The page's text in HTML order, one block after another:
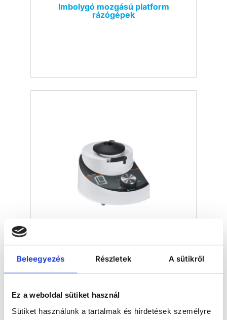
Beleegyezés Részletek A sütikről
Ez a weboldal sütiket használ
Sütiket használunk a tartalmak és hirdetések személyre
Imbolygó mozgású platform
rázógépek